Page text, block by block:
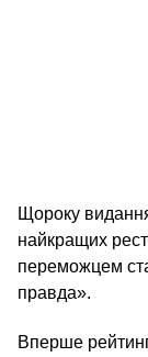
Щороку
найкращих
переможцем
правда».
Вперше